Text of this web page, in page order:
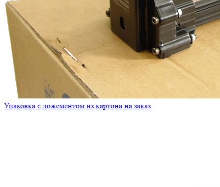
Упаковка с ложементом из картона на заказ